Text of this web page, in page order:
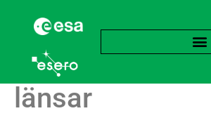
Etikett:
länsar